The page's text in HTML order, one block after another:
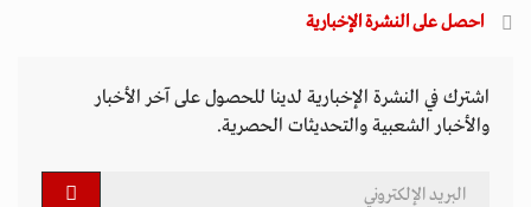
احصل على النشرة الإخبارية
اشترك في النشرة الإخبارية لدينا للحصول على آخر الأخبار
والأخبار الشعبية والتحديثات الحصرية.